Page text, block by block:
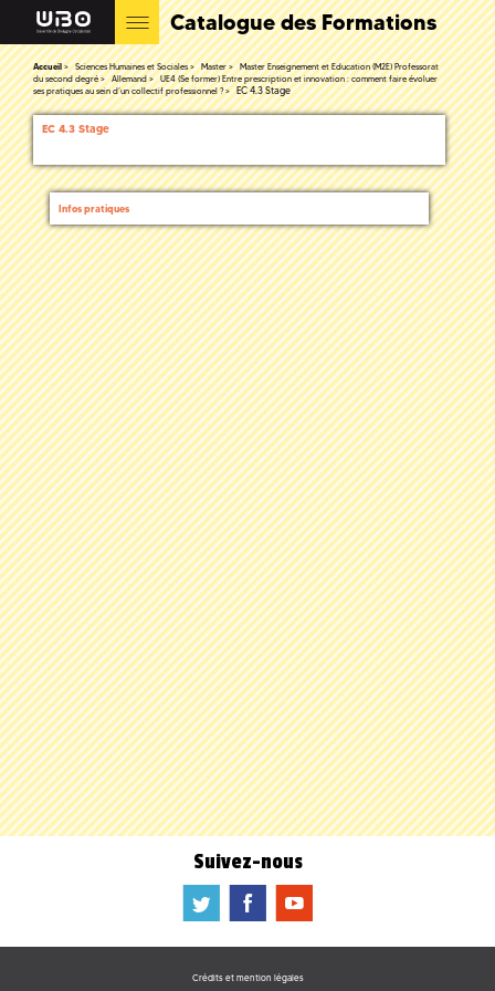
Catalogue des Formations
Accueil Sciences Humaines et Sociales Master
Master Enseignement et Education (M2E) Professorat
du second degré
Allemand
UE4 (Se former) Entre prescription et innovation : comment faire évoluer
ses pratiques au sein d’un collectif professionnel ?
EC 4.3 Stage
EC 4.3 Stage
Infos pratiques
Suivez-nous
a b f
Crédits et mention légales